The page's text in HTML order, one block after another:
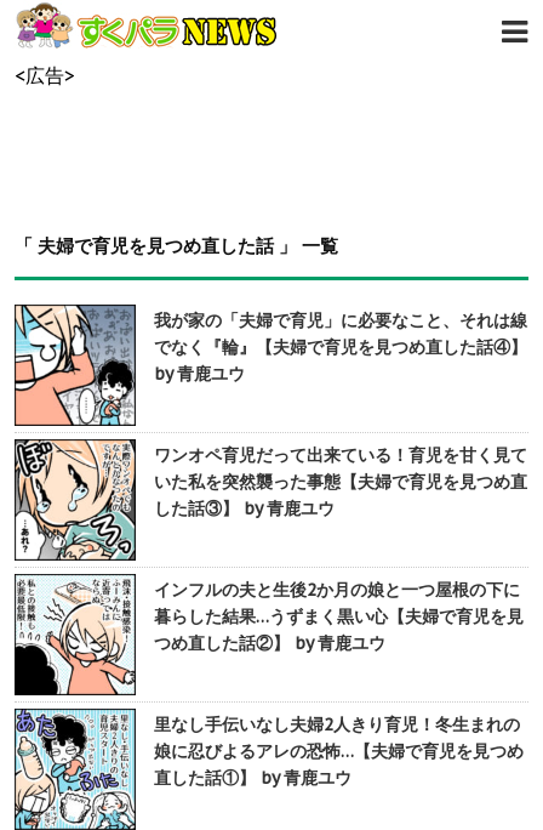
<広告>
「 夫婦で育児を見つめ直した話 」 一覧
我が家の「夫婦で育児」に必要なこと、それは線
でなく『輪』【夫婦で育児を見つめ直した話④】
by 青鹿ユウ
ワンオペ育児だって出来ている！育児を甘く見て
いた私を突然襲った事態【夫婦で育児を見つめ直
した話③】 by 青鹿ユウ
インフルの夫と生後2か月の娘と一つ屋根の下に
暮らした結果…うずまく黒い心【夫婦で育児を見
つめ直した話②】 by 青鹿ユウ
里なし手伝いなし夫婦2人きり育児！冬生まれの
娘に忍びよるアレの恐怖…【夫婦で育児を見つめ
直した話①】 by 青鹿ユウ